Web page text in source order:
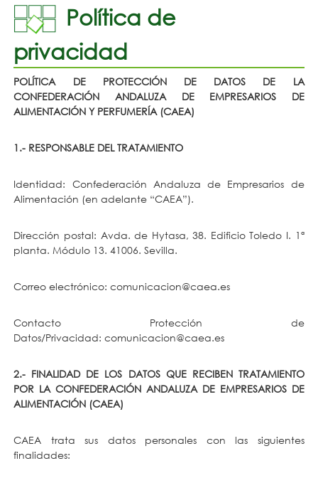
Política de
privacidad
POLÍTICA DE PROTECCIÓN DE DATOS DE LA
CONFEDERACIÓN ANDALUZA DE EMPRESARIOS DE
ALIMENTACIÓN Y PERFUMERÍA (CAEA)
1.- RESPONSABLE DEL TRATAMIENTO
Identidad: Confederación Andaluza de Empresarios de
Alimentación (en adelante “CAEA”).
Dirección postal: Avda. de Hytasa, 38. Edificio Toledo I. 1ª
planta. Módulo 13. 41006. Sevilla.
Correo electrónico: comunicacion@caea.es
Contacto Protección de
Datos/Privacidad:comunicacion@caea.es
2.- FINALIDAD DE LOS DATOS QUE RECIBEN TRATAMIENTO
POR LA CONFEDERACIÓN ANDALUZA DE EMPRESARIOS DE
ALIMENTACIÓN (CAEA)
CAEA trata sus datos personales con las siguientes
finalidades: